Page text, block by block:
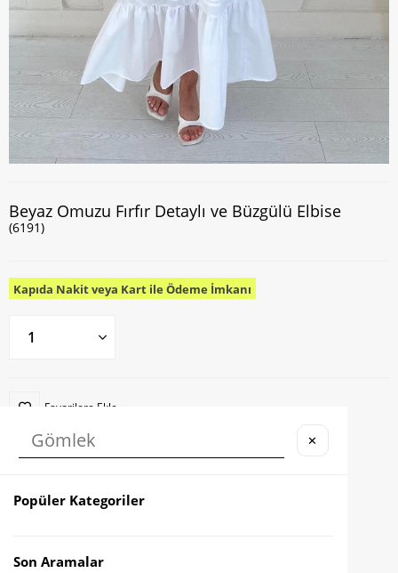
Beyaz Omuzu Fırfır Detaylı ve Büzgülü Elbise
(6191)
Kapıda Nakit veya Kart ile Ödeme İmkanı
Favorilere Ekle
Karşılaştır
Gelince Haber Ver
✕
Popüler Kategoriler
Son Aramalar